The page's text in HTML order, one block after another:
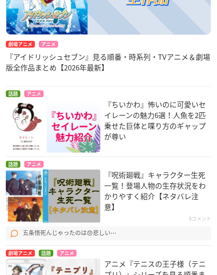
劇場アニメ アニメ
『アイドリッシュセブン』見る順番・時系列・TVアニメ＆劇場
版全作品まとめ【2026年最新】
話題 アニメ
『ちいかわ』怖いのに可愛いセ
イレーンの魅力6選！人魚を2匹
乗せた巨体と喋り方のギャップ
が尊い
話題 アニメ
『呪術廻戦』キャラクター生死
一覧！登場人物の生存状況をわ
かりやすく紹介【ネタバレ注
意】
8コメント
五条悟死んじゃったのは😞悲しい⋯
劇場アニメ 話題 アニメ
アニメ『テニスの王子様（テニ